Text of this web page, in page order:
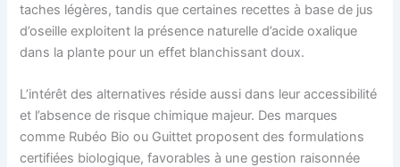
taches légères, tandis que certaines recettes à base de jus
d’oseille exploitent la présence naturelle d’acide oxalique
dans la plante pour un effet blanchissant doux.
L’intérêt des alternatives réside aussi dans leur accessibilité
et l’absence de risque chimique majeur. Des marques
comme Rubéo Bio ou Guittet proposent des formulations
certifiées biologique, favorables à une gestion raisonnée